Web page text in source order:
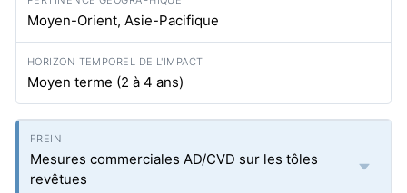
Moyen-Orient, Asie-Pacifique
Moyen terme (2 à 4 ans)
Mesures commerciales AD/CVD sur les tôles
revêtues